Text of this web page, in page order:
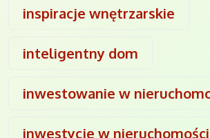
inspiracje wnętrzarskie
inteligentny dom
inwestowanie w
inwestycje w nieruchomości